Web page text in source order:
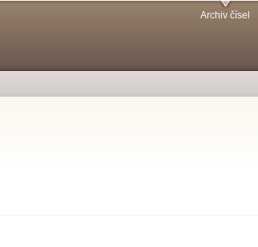
Archiv čísel